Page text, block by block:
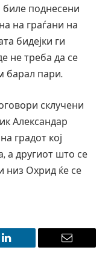
биле поднесени
на граѓани на
бидејки ги
не треба да се
барал пари.
склучени
Александар
градот кој
а другиот што се
низ Охрид ќе се
LinkedIn Email